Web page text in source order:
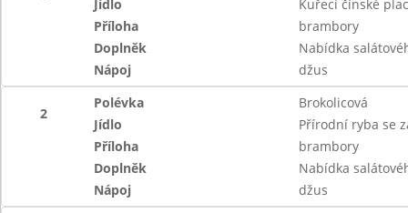
Jídlo
Kuřecí čínské
Příloha
brambory
Doplněk
Nabídka
Nápoj
džus
2
Polévka
Brokolicová
Jídlo
Přírodní ryba se
Příloha
brambory
Doplněk
Nabídka
Nápoj
džus